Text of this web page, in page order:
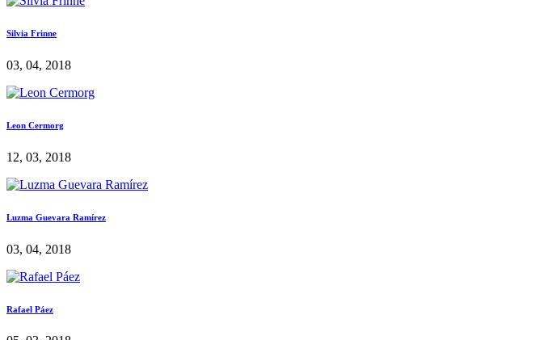
Silvia Frinne
03, 04, 2018
Leon Cermorg
12, 03, 2018
Luzma Guevara Ramírez
03, 04, 2018
Rafael Páez